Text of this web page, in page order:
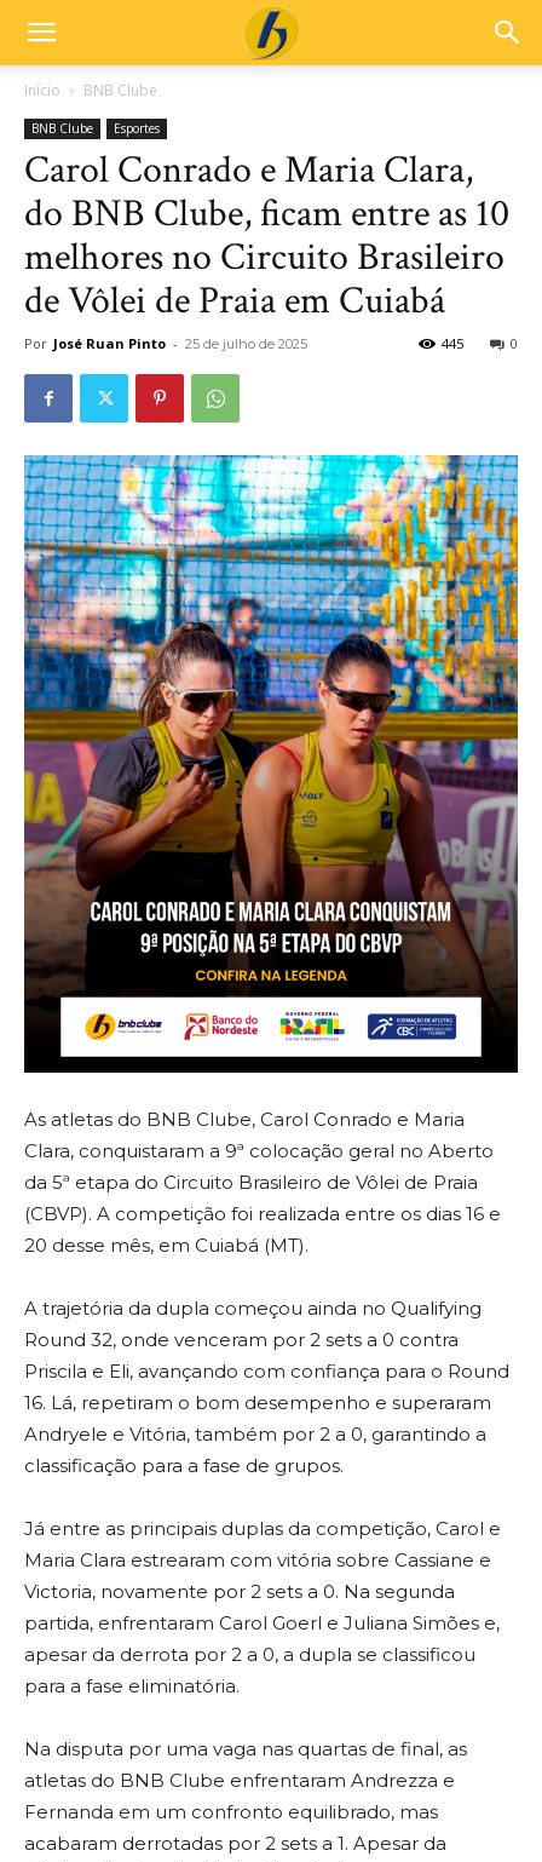
Início BNB Clube
BNB Clube Esportes
Carol Conrado e Maria Clara,
do BNB Clube, ficam entre as 10
melhores no Circuito Brasileiro
de Vôlei de Praia em Cuiabá
Por José Ruan Pinto - 25 de julho de 2025 0
445
As atletas do BNB Clube, Carol Conrado e Maria
Clara, conquistaram a 9ª colocação geral no Aberto
da 5ª etapa do Circuito Brasileiro de Vôlei de Praia
(CBVP). A competição foi realizada entre os dias 16 e
20 desse mês, em Cuiabá (MT).
A trajetória da dupla começou ainda no Qualifying
Round 32, onde venceram por 2 sets a 0 contra
Priscila e Eli, avançando com confiança para o Round
16. Lá, repetiram o bom desempenho e superaram
Andryele e Vitória, também por 2 a 0, garantindo a
classificação para a fase de grupos.
Já entre as principais duplas da competição, Carol e
Maria Clara estrearam com vitória sobre Cassiane e
Victoria, novamente por 2 sets a 0. Na segunda
partida, enfrentaram Carol Goerl e Juliana Simões e,
apesar da derrota por 2 a 0, a dupla se classificou
para a fase eliminatória.
Na disputa por uma vaga nas quartas de final, as
atletas do BNB Clube enfrentaram Andrezza e
Fernanda em um confronto equilibrado, mas
acabaram derrotadas por 2 sets a 1. Apesar da